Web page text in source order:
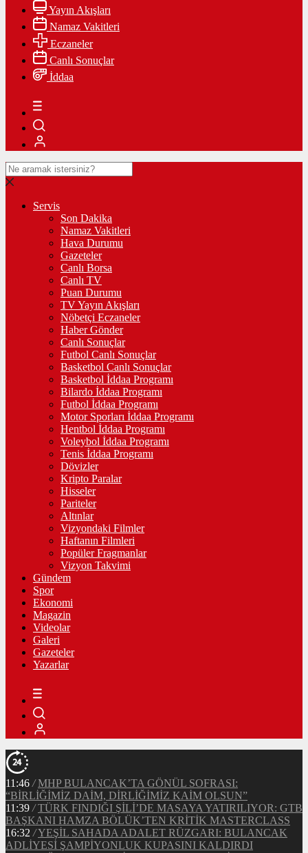
Yayın Akışları
Namaz Vakitleri
Eczaneler
Canlı Sonuçlar
İddaa
Servis
Son Dakika
Namaz Vakitleri
Hava Durumu
Gazeteler
Canlı Borsa
Canlı TV
Puan Durumu
TV Yayın Akışları
Nöbetçi Eczaneler
Haber Gönder
Canlı Sonuçlar
Futbol Canlı Sonuçlar
Basketbol Canlı Sonuçlar
Basketbol İddaa Programı
Bilardo İddaa Programı
Futbol İddaa Programı
Motor Sporları İddaa Programı
Hentbol İddaa Programı
Voleybol İddaa Programı
Tenis İddaa Programı
Dövizler
Kripto Paralar
Hisseler
Pariteler
Altınlar
Vizyondaki Filmler
Haftanın Filmleri
Popüler Fragmanlar
Vizyon Takvimi
Gündem
Spor
Ekonomi
Magazin
Videolar
Galeri
Gazeteler
Yazarlar
11:46 / MHP BULANCAK’TA GÖNÜL SOFRASI:
“BİRLİĞİMİZ DAİM, DİRLİĞİMİZ KAİM OLSUN”
11:39 / TÜRK FINDIĞI ŞİLİ’DE MASAYA YATIRILIYOR: GTB
BAŞKANI HAMZA BÖLÜK’TEN KRİTİK MASTERCLASS
16:32 /YEŞİL SAHADA ADALET RÜZGARI: BULANCAK
ADLİYESİ ŞAMPİYONLUK KUPASINI KALDIRDI